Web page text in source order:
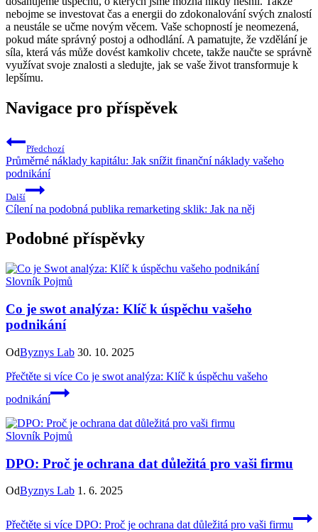
nebojme se investovat čas a energii do zdokonalování svých znalostí
a neustále se učme novým věcem. Vaše schopností je neomezená,
pokud máte správný postoj a odhodlání. A pamatujte, že vzdělání je
síla, která vás může dovést kamkoliv chcete, takže naučte se správně
využívat svoje znalosti a sledujte, jak se vaše život transformuje k
lepšímu.
Navigace pro příspěvek
Předchozí
Průměrné náklady kapitálu: Jak snížit finanční náklady vašeho
podnikání
Další
Cílení na podobná publika remarketing sklik: Jak na něj
Podobné příspěvky
Slovník Pojmů
Co je swot analýza: Klíč k úspěchu vašeho
podnikání
OdByznys Lab 30. 10. 2025
Přečtěte si více Co je swot analýza: Klíč k úspěchu vašeho
podnikání
Slovník Pojmů
DPO: Proč je ochrana dat důležitá pro vaši firmu
OdByznys Lab 1. 6. 2025
Přečtěte si více DPO: Proč je ochrana dat důležitá pro vaši firmu